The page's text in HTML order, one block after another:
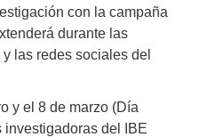
con la campaña
durante las
las redes sociales del
y el 8 de marzo (Día
investigadoras del IBE